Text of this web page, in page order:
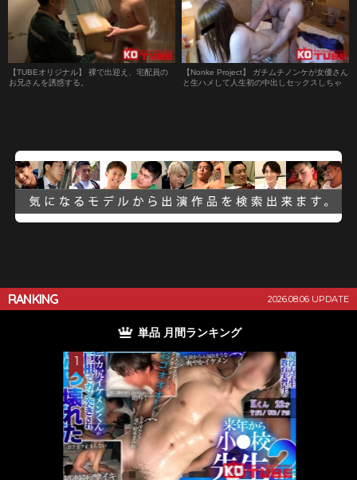
【TUBEオリジナル】 裸で出迎え、宅配員の
お兄さんを誘惑する。
【Nonke Project】 ガチムチノンケが女優さん
と生ハメして人生初の中出しセックスしちゃ
RANKING 2026.08.06 UPDATE
単品 月間ランキング